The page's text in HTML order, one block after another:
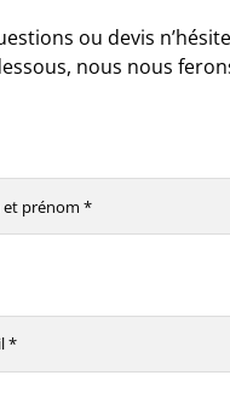
ou devis
nous nous